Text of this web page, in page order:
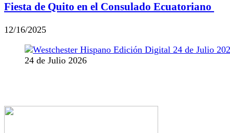
Fiesta de Quito en el Consulado Ecuatoriano
12/16/2025
24 de Julio 2026